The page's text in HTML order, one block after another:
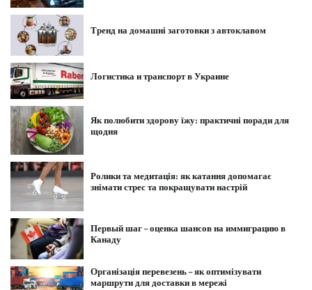
Тренд на домашні заготовки з автоклавом
Логистика и транспорт в Украине
Як полюбити здорову їжу: практичні поради для
щодня
Ролики та медитація: як катання допомагає
знімати стрес та покращувати настрій
Первый шаг – оценка шансов на иммиграцию в
Канаду
Організація перевезень – як оптимізувати
маршрути для доставки в мережі